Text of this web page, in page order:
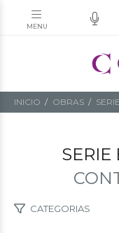
INICIO OBRAS
SERIE
CATEGORIAS